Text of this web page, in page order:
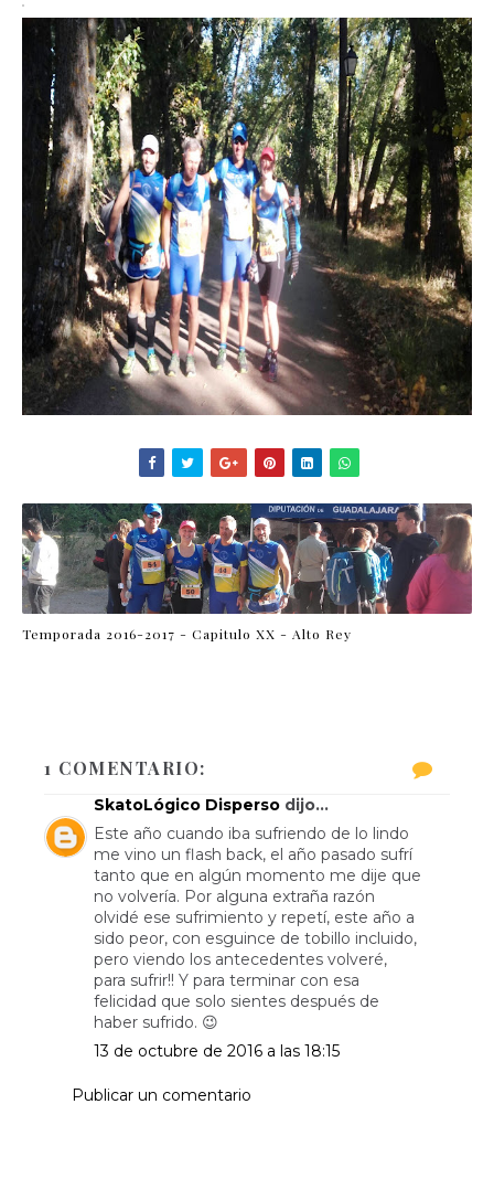
Temporada 2016-2017 - Capitulo XX - Alto Rey
1 COMENTARIO:
SkatoLógico Disperso dijo...
Este año cuando iba sufriendo de lo lindo
me vino un flash back, el año pasado sufrí
tanto que en algún momento me dije que
no volvería. Por alguna extraña razón
olvidé ese sufrimiento y repetí, este año a
sido peor, con esguince de tobillo incluido,
pero viendo los antecedentes volveré,
para sufrir!! Y para terminar con esa
felicidad que solo sientes después de
haber sufrido. 😉
13 de octubre de 2016 a las 18:15
Publicar un comentario